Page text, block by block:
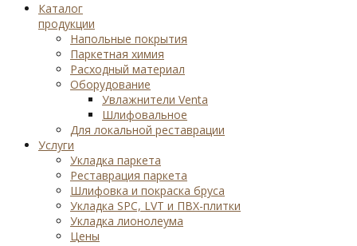
Каталог
продукции
Напольные покрытия
Паркетная химия
Расходный материал
Оборудование
Увлажнители Venta
Шлифовальное
Для локальной реставрации
Услуги
Укладка паркета
Реставрация паркета
Шлифовка и покраска бруса
Укладка SPC, LVT и ПВХ-плитки
Укладка лионолеума
Цены